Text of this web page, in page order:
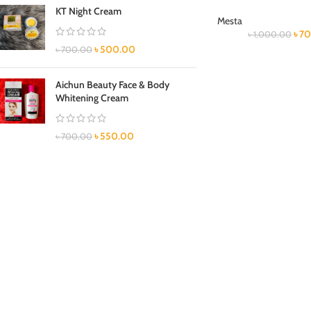
KT Night Cream
৳700.00 ৳500.00
Aichun Beauty Face & Body
Whitening Cream
৳700.00 ৳550.00
Mesta
৳1,000.00 ৳